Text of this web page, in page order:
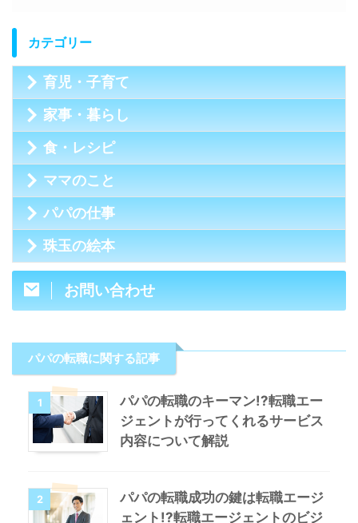
カテゴリー
育児・子育て
家事・暮らし
食・レシピ
ママのこと
パパの仕事
珠玉の絵本
お問い合わせ
パパの転職に関する記事
1
パパの転職のキーマン!?転職エー
ジェントが行ってくれるサービス
内容について解説
2
パパの転職成功の鍵は転職エージ
ェント!?転職エージェントのビジ